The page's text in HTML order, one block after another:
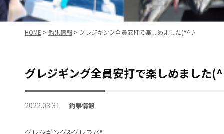
HOME > 釣果情報 > グレジギング全員安打で楽しめました(^^♪
グレジギング全員安打で楽しめました
2022.03.31 釣果情報
グレジギング&グレラバ❗